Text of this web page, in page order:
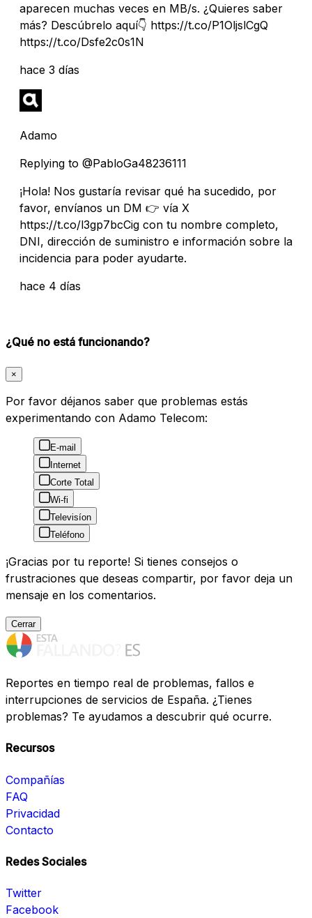
aparecen muchas veces en MB/s. ¿Quieres saber
más? Descúbrelo aquí👇 https://t.co/P1OljslCgQ
https://t.co/Dsfe2c0s1N
hace 3 días
Adamo
Replying to @PabloGa48236111
¡Hola! Nos gustaría revisar qué ha sucedido, por
favor, envíanos un DM 👉 vía X
https://t.co/l3gp7bcCig con tu nombre completo,
DNI, dirección de suministro e información sobre la
incidencia para poder ayudarte.
hace 4 días
¿Qué no está funcionando?
×
Por favor déjanos saber que problemas estás
experimentando con Adamo Telecom:
E-mail
Internet
Corte Total
Wi-fi
Televisíon
Teléfono
¡Gracias por tu reporte! Si tienes consejos o
frustraciones que deseas compartir, por favor deja un
mensaje en los comentarios.
Cerrar
Reportes en tiempo real de problemas, fallos e
interrupciones de servicios de España. ¿Tienes
problemas? Te ayudamos a descubrir qué ocurre.
Recursos
Compañías
FAQ
Privacidad
Contacto
Redes Sociales
Twitter
Facebook